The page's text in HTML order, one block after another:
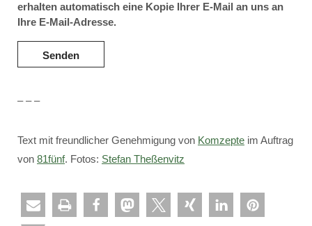
erhalten automatisch eine Kopie Ihrer E-Mail an uns an
Ihre E-Mail-Adresse.
– – –
Text mit freundlicher Genehmigung von Komzepte im Auftrag
von 81fünf. Fotos: Stefan Theßenvitz